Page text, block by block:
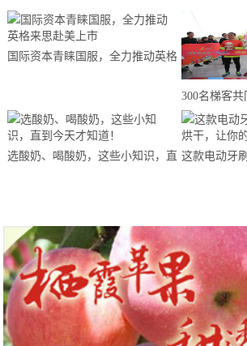
国际资本青睐国服，全力推动英格
300名梯客共
马拉松超级
站欢乐开跑
选酸奶、喝酸奶，这些小知识，直 这款电动牙